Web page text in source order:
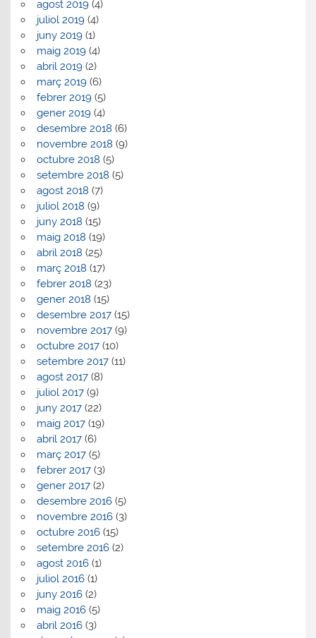
agost 2019(4)
juliol 2019(4)
juny 2019(1)
maig 2019(4)
abril 2019(2)
març 2019(6)
febrer 2019(5)
gener 2019(4)
desembre 2018 (6)
novembre 2018 (9)
octubre 2018 (5)
setembre 2018 (5)
agost 2018 (7)
juliol 2018 (9)
juny 2018 (15)
maig 2018 (19)
abril 2018 (25)
març 2018 (17)
febrer 2018 (23)
gener 2018 (15)
desembre 2017(15)
novembre 2017(9)
octubre 2017(10)
setembre 2017(11)
agost 2017(8)
juliol 2017(9)
juny 2017(22)
maig 2017(19)
abril 2017(6)
març 2017(5)
febrer 2017(3)
gener 2017(2)
desembre 2016(5)
novembre 2016(3)
octubre 2016(15)
setembre 2016(2)
agost 2016(1)
juliol 2016(1)
juny 2016(2)
maig 2016(5)
abril 2016(3)